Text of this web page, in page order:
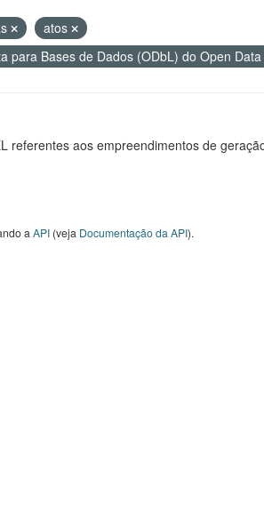
atos
para Bases de Dados (ODbL) do Open
referentes aos empreendimentos de
a API(veja Documentação da API).